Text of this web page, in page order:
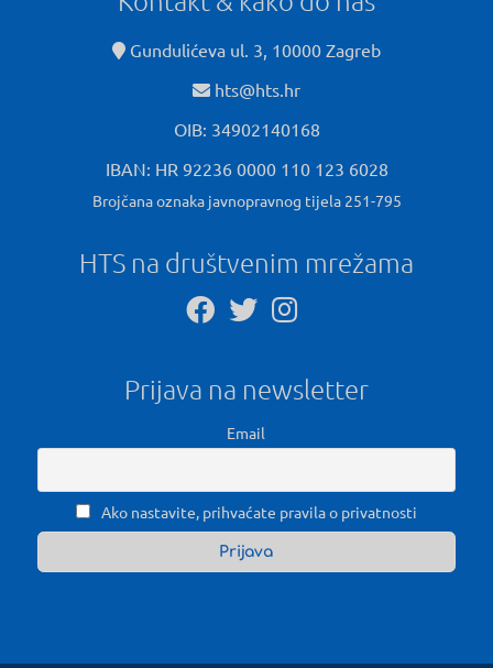
Gundulićeva ul. 3, 10000 Zagreb
hts@hts.hr
OIB: 34902140168
IBAN: HR 92236 0000 110 123 6028
Brojčana oznaka javnopravnog tijela 251-795
HTS na društvenim mrežama
Prijava na newsletter
Email
Ako nastavite, prihvaćate pravila o privatnosti